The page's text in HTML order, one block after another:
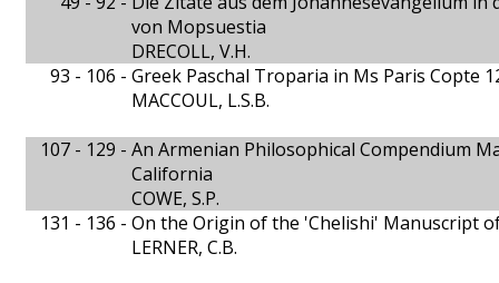
von Mopsuestia
DRECOLL, V.H.
93 - 106 - Greek Paschal Troparia in Ms Paris Copte
MACCOUL, L.S.B.
107 - 129 - An Armenian Philosophical Compendium
California
COWE, S.P.
131 - 136 - On the Origin of the 'Chelishi' Manuscript
LERNER, C.B.